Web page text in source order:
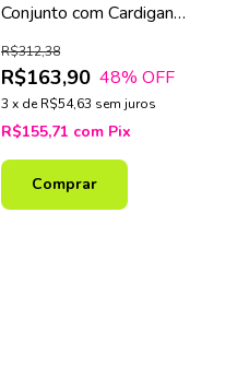
Conjunto com Cardigan
Saia Reta
R$163,90
R$312,38
48% OFF
3 x deR$54,63 sem juros
R$155,71 com Pix
Comprar